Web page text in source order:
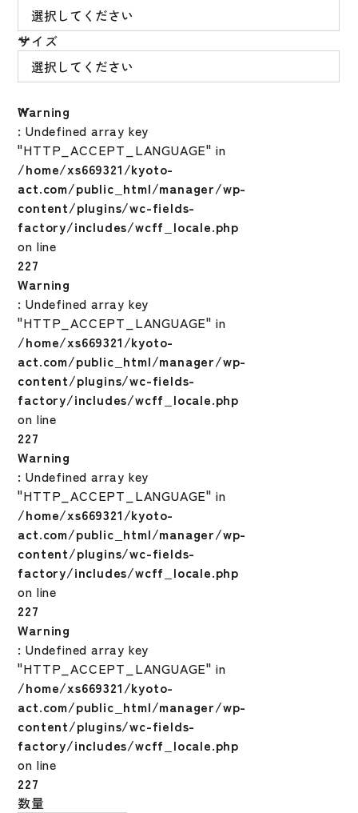
サイズ
Warning
: Undefined array key
"HTTP_ACCEPT_LANGUAGE" in
/home/xs669321/kyoto-
act.com/public_html/manager/wp-
content/plugins/wc-fields-
factory/includes/wcff_locale.php
on line
227
Warning
: Undefined array key
"HTTP_ACCEPT_LANGUAGE" in
/home/xs669321/kyoto-
act.com/public_html/manager/wp-
content/plugins/wc-fields-
factory/includes/wcff_locale.php
on line
227
Warning
: Undefined array key
"HTTP_ACCEPT_LANGUAGE" in
/home/xs669321/kyoto-
act.com/public_html/manager/wp-
content/plugins/wc-fields-
factory/includes/wcff_locale.php
on line
227
数量
野
Warning
: Undefined array key
"HTTP_ACCEPT_LANGUAGE" in
/home/xs669321/kyoto-
act.com/public_html/manager/wp-
content/plugins/wc-fields-
factory/includes/wcff_locale.php
on line
227